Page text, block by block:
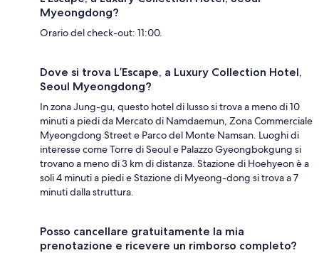
Myeongdong?
Orario del check-out: 11:00.
Dove si trova L’Escape, a Luxury Collection Hotel,
Seoul Myeongdong?
In zona Jung-gu, questo hotel di lusso si trova a meno di 10
minuti a piedi da Mercato di Namdaemun, Zona Commerciale
Myeongdong Street e Parco del Monte Namsan. Luoghi di
interesse come Torre di Seoul e Palazzo Gyeongbokgung si
trovano a meno di 3 km di distanza. Stazione di Hoehyeon è a
soli 4 minuti a piedi e Stazione di Myeong-dong si trova a 7
minuti dalla struttura.
Posso cancellare gratuitamente la mia
prenotazione e ricevere un rimborso completo?